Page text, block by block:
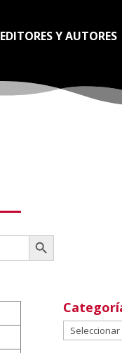
EDITORES Y AUTORES
Botón de búsqueda
Categorías